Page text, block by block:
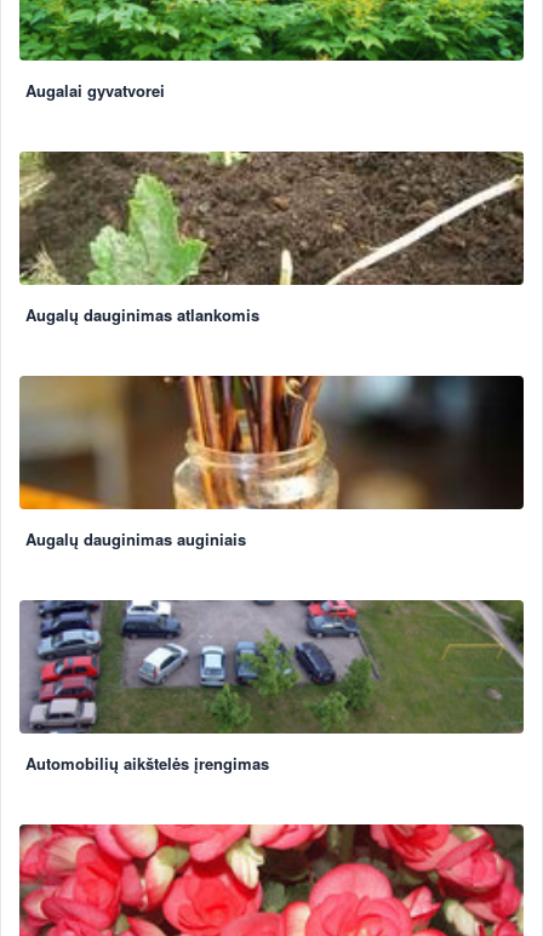
Augalai gyvatvorei
Augalų dauginimas atlankomis
Augalų dauginimas auginiais
Automobilių aikštelės įrengimas